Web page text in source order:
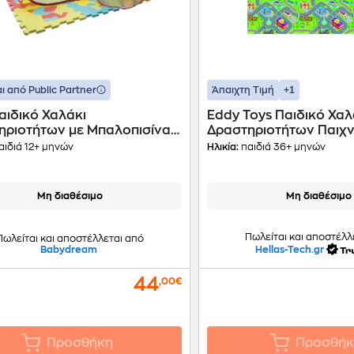
από Public Partner
Χαλάκι
με Μπαλοπισίνα
& 25 Μπαλάκια
12+ μηνών
Μη διαθέσιμο
και αποστέλλεται από
Babydream
44,00€
Προσθήκη
Άπαιχτη Τιμή +1
Eddy Toys Παιδικό
Δραστηριοτήτων
Σχέδιο Kυκλοφορίας
Ηλικία: παιδιά 36+ μηνών
Μη διαθέσιμο
Πωλείται και
Hellas-Tech.gr